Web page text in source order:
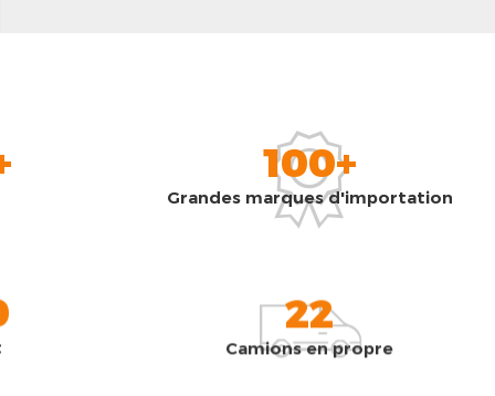
100+
Grandes marques d'importation
22
Camions en propre